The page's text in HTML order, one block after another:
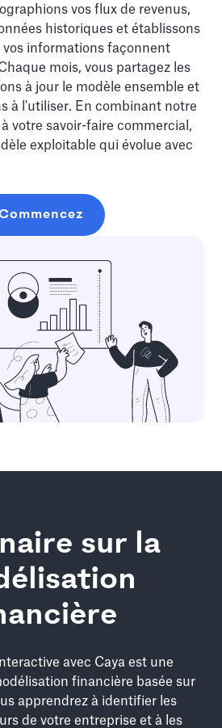
vos flux de revenus,
historiques et établissons
vos informations façonnent
mois, vous partagez les
à jour le modèle ensemble et
à l'utiliser. En combinant notre
votre savoir-faire commercial,
exploitable qui évolue avec
sur la
avec Caya est une
financière basée sur
apprendrez à identifier les
de votre entreprise et à les